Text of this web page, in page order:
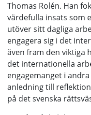
Thomas Rolén. Han
värdefulla insats som
utöver sitt dagliga
engagera sig i det
även fram den viktiga
det internationella
engagemanget i
anledning till
på det svenska